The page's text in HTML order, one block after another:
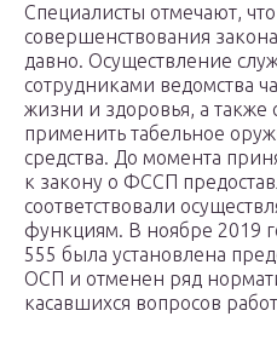
Специалисты отмечают,
совершенствования
давно. Осуществление
сотрудниками ведомства
жизни и здоровья, а также
применить табельное
средства. До момента
к закону о ФССП
соответствовали
функциям. В ноябре 2019
555 была установлена
ОСП и отменен ряд
касавшихся вопросов